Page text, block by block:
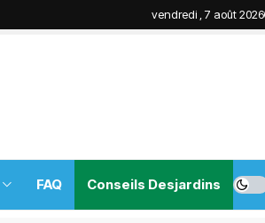
vendredi , 7 août 2026
FAQ Conseils Desjardins